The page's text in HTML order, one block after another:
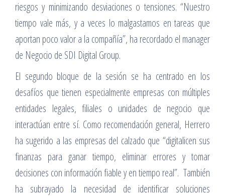
riesgos y minimizando desviaciones o tensiones. “Nuestro
tiempo vale más, y a veces lo malgastamos en tareas que
aportan poco valor a la compañía”, ha recordado el manager
de Negocio de SDI Digital Group.
El segundo bloque de la sesión se ha centrado en los
desafíos que tienen especialmente empresas con múltiples
entidades legales, filiales o unidades de negocio que
interactúan entre sí. Como recomendación general, Herrero
ha sugerido a las empresas del calzado que “digitalicen sus
finanzas para ganar tiempo, eliminar errores y tomar
decisiones con información fiable y en tiempo real”. También
ha subrayado la necesidad de identificar soluciones